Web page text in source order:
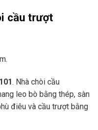
cầu trượt
. Nhà chòi cầu
leo bò bằng thép, sàn
điêu và cầu trượt bằng